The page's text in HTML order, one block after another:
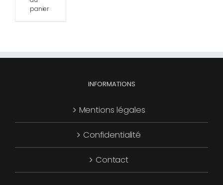
panier
INFORMATIONS
Mentions légales
Confidentialité
Contact